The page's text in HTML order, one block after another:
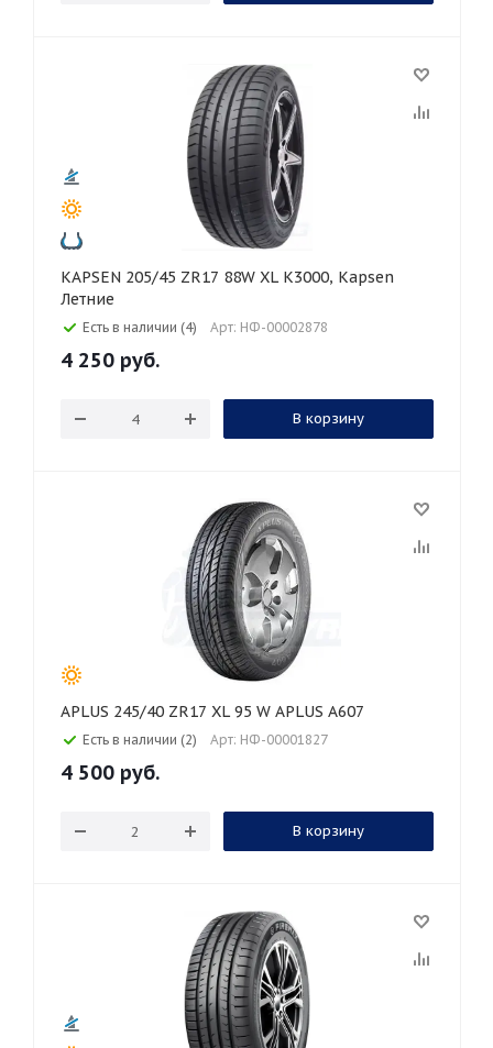
KAPSEN 205/45 ZR17 88W XL K3000, Kapsen
Летние
Есть в наличии (4) Арт: НФ-00002878
4 250 руб.
В корзину
APLUS 245/40 ZR17 XL 95 W APLUS A607
Есть в наличии (2) Арт: НФ-00001827
4 500 руб.
В корзину